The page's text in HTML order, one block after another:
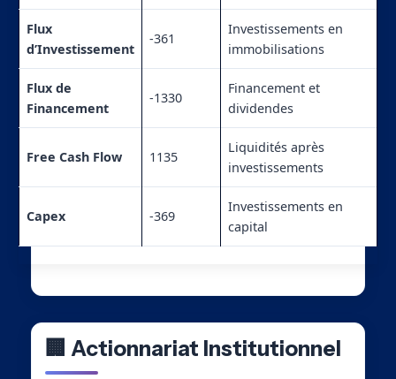
Flux
d’Investissement
-361
Investissements en
immobilisations
Flux de
Financement
-1330
Financement et
dividendes
Free Cash Flow 1135
Liquidités après
investissements
Capex -369
Investissements en
capital
🏢 Actionnariat Institutionnel